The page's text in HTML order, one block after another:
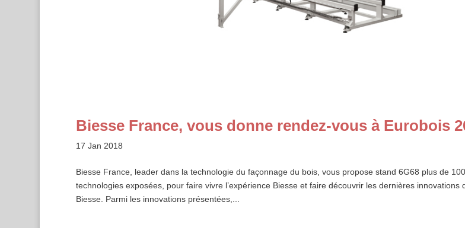
Biesse France, vous donne rendez-vous à Eurobois
17 Jan 2018
Biesse France, leader dans la technologie du façonnage du bois, vous propose stand 6G68 plus de
technologies exposées, pour faire vivre l’expérience Biesse et faire découvrir les dernières innovations
Biesse. Parmi les innovations présentées,...